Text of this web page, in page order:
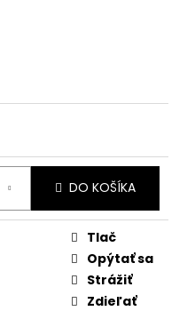
DO KOŠÍKA
Tlač
Opýtať sa
Strážiť
Zdieľať